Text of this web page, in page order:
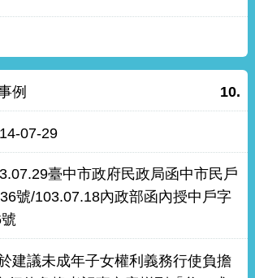
10.
例
07-29
臺中市政府民政局函中市民戶
號/103.07.18內政部函內授中戶字
建議未成年子女權利義務行使負擔